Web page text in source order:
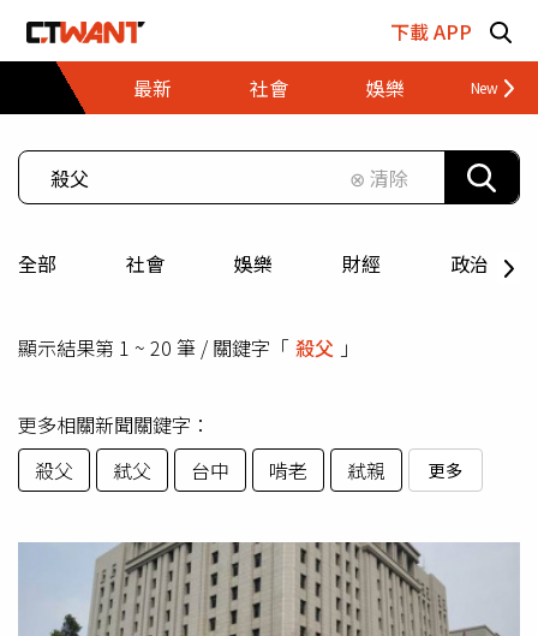
下載 APP
最新
社會 娛樂 財經
⊗ 清除
全部 社會 娛樂 財經 政治
顯示結果第 1 ~ 20 筆 / 關鍵字「 殺父 」
更多相關新聞關鍵字：
殺父
弒父 台中 啃老 弒親 更多